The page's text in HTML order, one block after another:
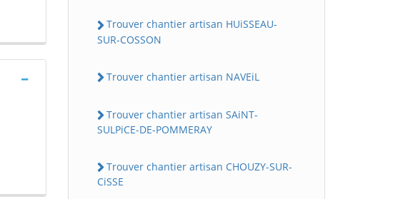
Trouver chantier artisan HUiSSEAU-
SUR-COSSON
Trouver chantier artisan NAVEiL
Trouver chantier artisan SAiNT-
SULPiCE-DE-POMMERAY
Trouver chantier artisan CHOUZY-SUR-
CiSSE